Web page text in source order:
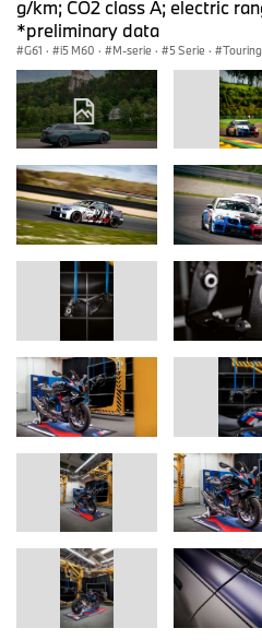
g/km; CO2 class A; electric
*preliminary data
G61 · i5 M60 · M-serie · 5 Serie · Touring